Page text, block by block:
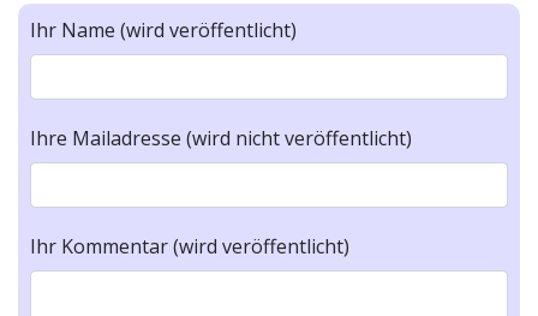
Ihr Name (wird veröffentlicht)
Ihre Mailadresse (wird nicht veröffentlicht)
Ihr Kommentar (wird veröffentlicht)